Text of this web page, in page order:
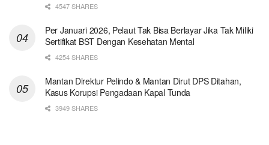
4547 SHARES
Per Januari 2026, Pelaut Tak Bisa Berlayar Jika Tak Miliki
Sertifikat BST Dengan Kesehatan Mental
4254 SHARES
Mantan Direktur Pelindo & Mantan Dirut DPS Ditahan,
Kasus Korupsi Pengadaan Kapal Tunda
3949 SHARES